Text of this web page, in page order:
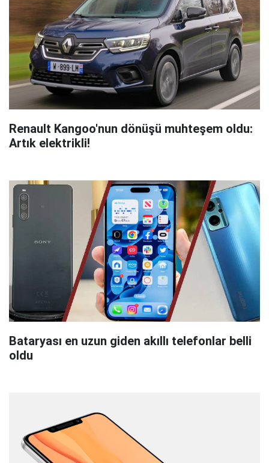
Renault Kangoo'nun dönüşü muhteşem oldu:
Artık elektrikli!
Bataryası en uzun giden akıllı telefonlar belli
oldu